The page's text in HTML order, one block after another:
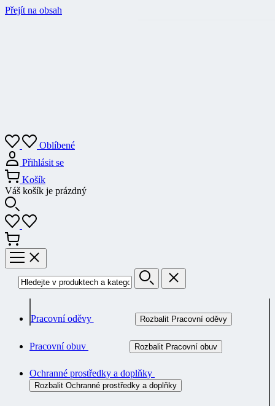
Přejít na obsah
Oblíbené
Přihlásit se
Košík
Váš košík je prázdný
Pracovní oděvy Rozbalit Pracovní oděvy
Pracovní obuv Rozbalit Pracovní obuv
Ochranné prostředky a doplňky
Rozbalit Ochranné prostředky a doplňky